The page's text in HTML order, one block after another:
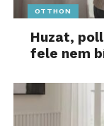
OTTHON
Huzat,
fele nem